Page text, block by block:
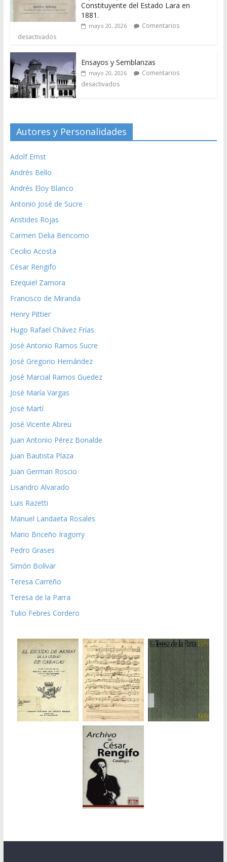
Constituyente del Estado Lara en
1881.
mayo 20, 2026
Comentarios
desactivados
Ensayos y Semblanzas
mayo 20, 2026
Comentarios
desactivados
Autores y Personalidades
Adolf Ernst
Andrés Bello
Andrés Eloy Blanco
Antonio José de Sucre
Aristides Rojas
Carmen Delia Bencomo
Cecilio Acosta
César Rengifo
Ezequiel Zamora
Francisco de Miranda
Henry Pittier
Hugo Rafael Chávez Frías
José Antonio Ramos Sucre
José Gregorio Hernández
José Marcial Ramos Guedez
José María Vargas
José Martí
José Vicente Abreu
Juan Antonio Pérez Bonalde
Juan Bautista Plaza
Juan German Roscio
Lisandro Alvarado
Luis Razetti
Manuel Landaeta Rosales
Mario Briceño Iragorry
Pedro Grases
Simón Bolívar
Teresa Carreño
Teresa de la Parra
Tulio Febres Cordero